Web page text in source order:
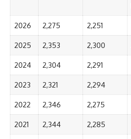
2026 2,275 2,251
2025 2,353 2,300
2024 2,304 2,291
2023 2,321 2,294
2022 2,346 2,275
2021 2,344 2,285